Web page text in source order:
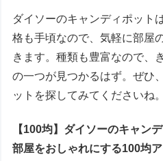
ダイソーのキャンディポット
格も手頃なので、気軽に部屋
きます。種類も豊富なので、
の一つが見つかるはず。ぜひ
ットを探してみてくださいね。
【100均】ダイソーのキャン
部屋をおしゃれにする100均